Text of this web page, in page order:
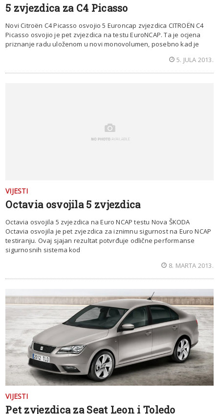
5 zvjezdica za C4 Picasso
Novi Citroën C4 Picasso osvojio 5 Euroncap zvjezdica CITROËN C4
Picasso osvojio je pet zvjezdica na testu EuroNCAP. Ta je ocjena
priznanje radu uloženom u novi monovolumen, posebno kad je
5. JULA 2013.
VIJESTI
Octavia osvojila 5 zvjezdica
Octavia osvojila 5 zvjezdica na Euro NCAP testu Nova ŠKODA
Octavia osvojila je pet zvjezdica za iznimnu sigurnost na Euro NCAP
testiranju. Ovaj sjajan rezultat potvrđuje odlične performanse
sigurnosnih sistema kod
8. MARTA 2013.
VIJESTI
Pet zvjezdica za Seat Leon i Toledo